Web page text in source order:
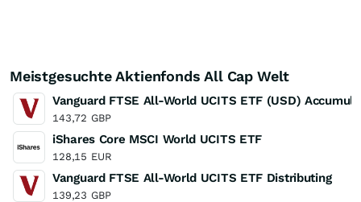
Meistgesuchte Aktienfonds All Cap Welt
Vanguard FTSE All-World UCITS ETF (USD)
143,72 GBP
iShares Core MSCI World UCITS ETF
128,15 EUR
Vanguard FTSE All-World UCITS ETF Distributing
139,23 GBP